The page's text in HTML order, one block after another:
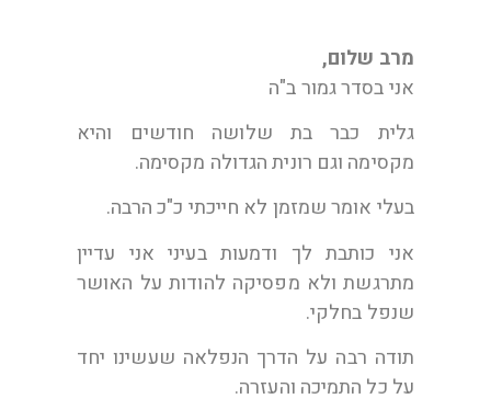
מרב שלום,
אני בסדר גמור ב"ה
גלית כבר בת שלושה חודשים והיא
מקסימה וגם רונית הגדולה מקסימה.
בעלי אומר שמזמן לא חייכתי כ"כ הרבה.
אני כותבת לך ודמעות בעיני אני עדיין
מתרגשת ולא מפסיקה להודות על האושר
שנפל בחלקי.
תודה רבה על הדרך הנפלאה שעשינו יחד
על כל התמיכה והעזרה.